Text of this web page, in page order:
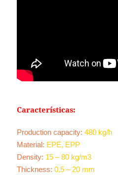
Características:
Production capacity: 480 kg/h
Material: EPE, EPP
Density: 15 – 80 kg/m3
Thickness: 0,5 – 20 mm